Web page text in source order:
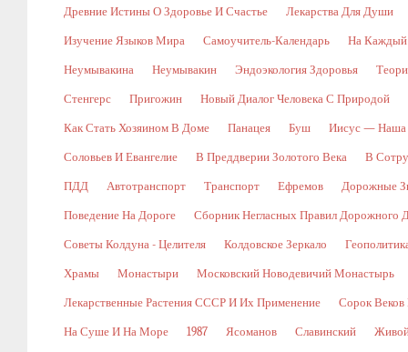
Древние Истины О Здоровье И Счастье Лекарства Для Души
Изучение Языков Мира Самоучитель-Календарь На Каждый
Неумывакина Неумывакин Эндоэкология Здоровья
Стенгерс Пригожин Новый Диалог Человека С Природой
Как Стать Хозяином В Доме Панацея Буш Иисус — Наша
Соловьев И Евангелие В Преддверии Золотого Века В
ПДД Автотранспорт Транспорт Ефремов Дорожные
Поведение На Дороге Сборник Негласных Правил Дорожного
Советы Колдуна - Целителя Колдовское Зеркало
Храмы Монастыри Московский Новодевичий Монастырь
Лекарственные Растения СССР И Их Применение Сорок Веков
На Суше И На Море 1987 Ясоманов Славинский